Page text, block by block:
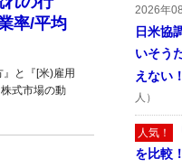
率/平均
と『[米)雇用
式市場の動
2026年
日米協
いそう
えない
人）
人気！
を比較